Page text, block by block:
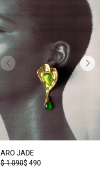
ARO JADE
$ 490
$1.090